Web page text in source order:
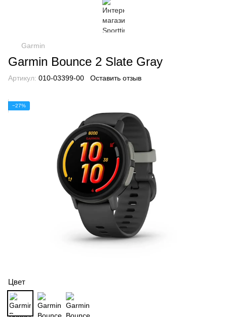
Garmin
Garmin Bounce 2 Slate Gray
Артикул: 010-03399-00 Оставить отзыв
−27%
Цвет